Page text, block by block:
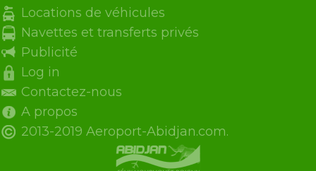
Locations de véhicules
Navettes et transferts privés
Publicité
Log in
Contactez-nous
A propos
2013-2019 Aeroport-Abidjan.com.